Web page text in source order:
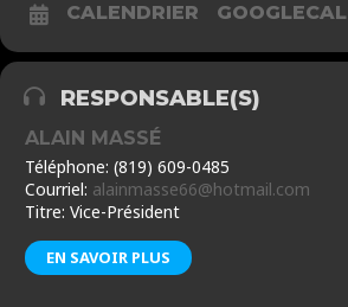
CALENDRIER GOOGLECAL
RESPONSABLE(S)
ALAIN MASSÉ
Téléphone: (819) 609-0485
Courriel: alainmasse66@hotmail.com
Titre: Vice-Président
EN SAVOIR PLUS